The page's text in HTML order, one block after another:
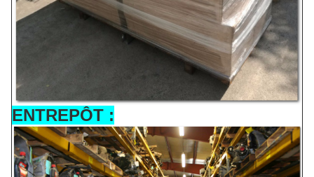
ENTREPÔT :